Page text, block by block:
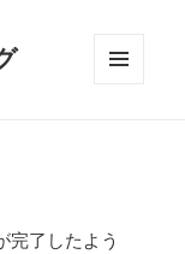
完了したよう